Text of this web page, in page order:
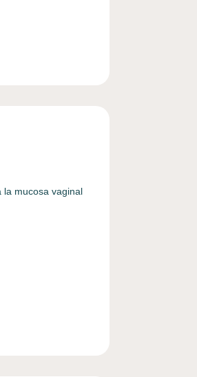
la mucosa vaginal